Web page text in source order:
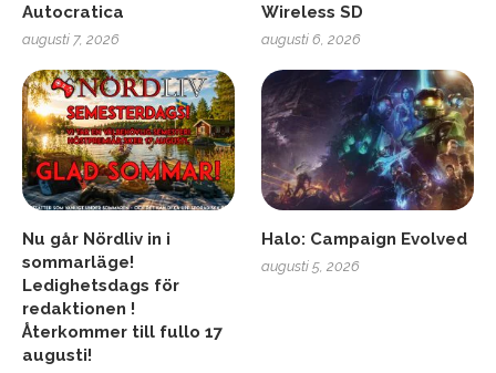
Autocratica
augusti 7, 2026
Wireless SD
augusti 6, 2026
Nu går Nördliv in i
sommarläge!
Ledighetsdags för
redaktionen !
Återkommer till fullo 17
augusti!
Halo: Campaign Evolved
augusti 5, 2026